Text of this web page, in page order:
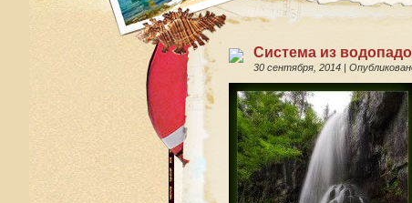
Система из
30 сентября, 2014 |